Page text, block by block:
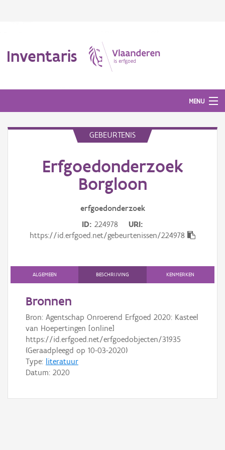
Inventaris
MENU
Aanduidingsobject
Gebeurtenis
Downloads
Hergebruik
Aanmelden
GEBEURTENIS
Erfgoedonderzoek
Borgloon
erfgoedonderzoek
ID 224978
URI
https://id.erfgoed.net/gebeurtenissen/224978
ALGEMEEN BESCHRIJVING KENMERKEN
Bronnen
Bron: Agentschap Onroerend Erfgoed 2020: Kasteel
van Hoepertingen [online]
https://id.erfgoed.net/erfgoedobjecten/31935
(Geraadpleegd op 10-03-2020)
Type: literatuur
Datum: 2020